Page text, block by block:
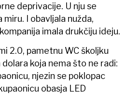
deprivacije. U nju se
miru. I obavljala nužda,
imala drukčiju ideju.
2.0, pametnu WC školjku
koja nema što ne radi:
njezin se poklopac
obasja LED